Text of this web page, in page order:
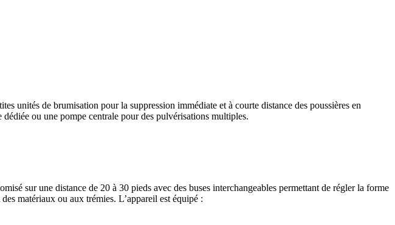
unités de brumisation pour la suppression immédiate et à courte distance des poussières en
ou une pompe centrale pour des pulvérisations multiples.
sur une distance de 20 à 30 pieds avec des buses interchangeables permettant de régler la forme
matériaux ou aux trémies. L’appareil est équipé :